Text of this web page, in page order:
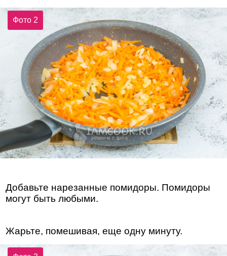
Фото 2
Добавьте нарезанные помидоры. Помидоры
могут быть любыми.
Жарьте, помешивая, еще одну минуту.